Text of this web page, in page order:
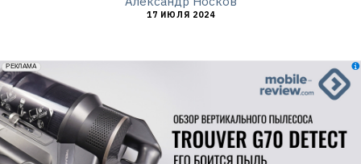
17 ИЮЛЯ 2024
erid: 2VfnxxmNzs5
РЕКЛАМА